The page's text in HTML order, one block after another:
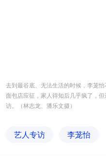
去到最谷底、无法生活的时候，李茏
面包店应征，家人得知后几乎疯了，
访。（林志龙、潘乐文摄）
艺人专访 李茏怡